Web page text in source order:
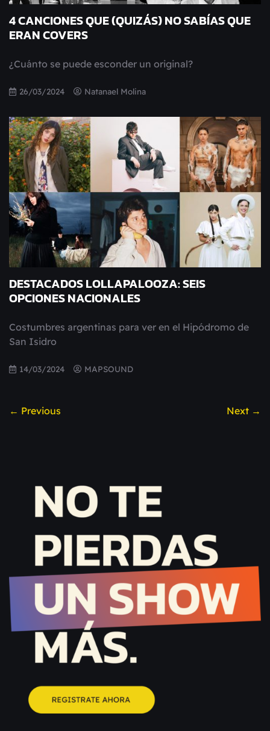
4 CANCIONES QUE (QUIZÁS) NO SABÍAS QUE
ERAN COVERS
¿Cuánto se puede esconder un original?
26/03/2024 Natanael Molina
DESTACADOS LOLLAPALOOZA: SEIS
OPCIONES NACIONALES
Costumbres argentinas para ver en el Hipódromo de
San Isidro
14/03/2024 MAPSOUND
← Previous Next →